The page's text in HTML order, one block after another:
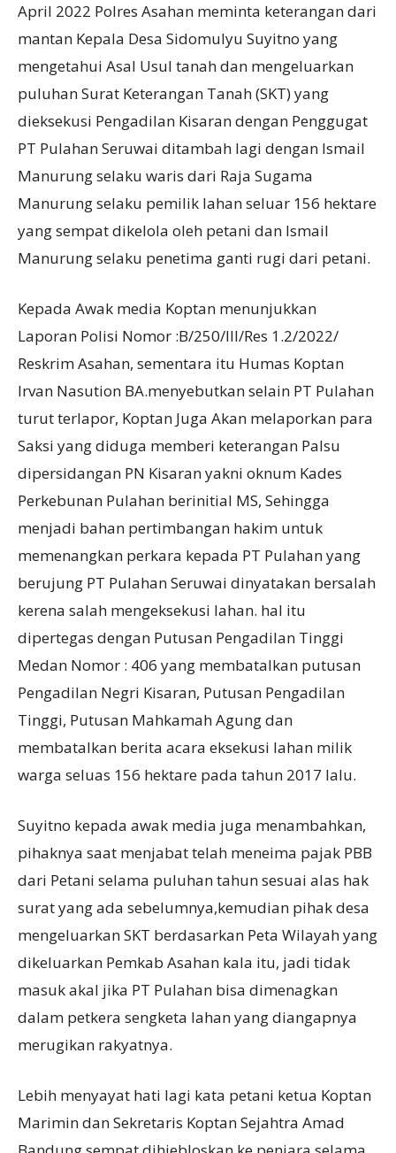
April 2022 Polres Asahan meminta keterangan dari
mantan Kepala Desa Sidomulyu Suyitno yang
mengetahui Asal Usul tanah dan mengeluarkan
puluhan Surat Keterangan Tanah (SKT) yang
dieksekusi Pengadilan Kisaran dengan Penggugat
PT Pulahan Seruwai ditambah lagi dengan Ismail
Manurung selaku waris dari Raja Sugama
Manurung selaku pemilik lahan seluar 156 hektare
yang sempat dikelola oleh petani dan Ismail
Manurung selaku penetima ganti rugi dari petani.
Kepada Awak media Koptan menunjukkan
Laporan Polisi Nomor :B/250/III/Res 1.2/2022/
Reskrim Asahan, sementara itu Humas Koptan
Irvan Nasution BA.menyebutkan selain PT Pulahan
turut terlapor, Koptan Juga Akan melaporkan para
Saksi yang diduga memberi keterangan Palsu
dipersidangan PN Kisaran yakni oknum Kades
Perkebunan Pulahan berinitial MS, Sehingga
menjadi bahan pertimbangan hakim untuk
memenangkan perkara kepada PT Pulahan yang
berujung PT Pulahan Seruwai dinyatakan bersalah
kerena salah mengeksekusi lahan. hal itu
dipertegas dengan Putusan Pengadilan Tinggi
Medan Nomor : 406 yang membatalkan putusan
Pengadilan Negri Kisaran, Putusan Pengadilan
Tinggi, Putusan Mahkamah Agung dan
membatalkan berita acara eksekusi lahan milik
warga seluas 156 hektare pada tahun 2017 lalu.
Suyitno kepada awak media juga menambahkan,
pihaknya saat menjabat telah meneima pajak PBB
dari Petani selama puluhan tahun sesuai alas hak
surat yang ada sebelumnya,kemudian pihak desa
mengeluarkan SKT berdasarkan Peta Wilayah yang
dikeluarkan Pemkab Asahan kala itu, jadi tidak
masuk akal jika PT Pulahan bisa dimenagkan
dalam petkera sengketa lahan yang diangapnya
merugikan rakyatnya.
Lebih menyayat hati lagi kata petani ketua Koptan
Marimin dan Sekretaris Koptan Sejahtra Amad